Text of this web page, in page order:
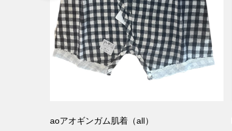
aoアオギンガム肌着（all）